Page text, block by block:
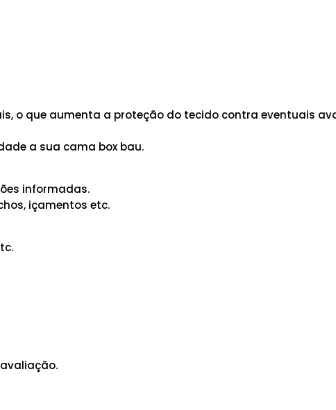
o que aumenta a proteção do tecido contra eventuais
a sua cama box bau.
informadas.
içamentos etc.